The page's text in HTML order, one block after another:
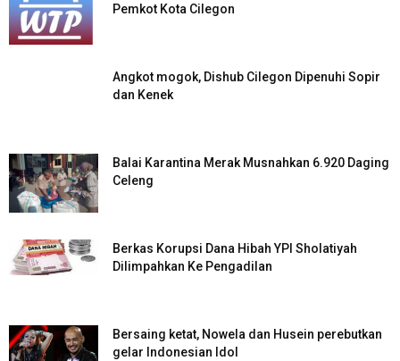
Pemkot Kota Cilegon
Angkot mogok, Dishub Cilegon Dipenuhi Sopir
dan Kenek
Balai Karantina Merak Musnahkan 6.920 Daging
Celeng
Berkas Korupsi Dana Hibah YPI Sholatiyah
Dilimpahkan Ke Pengadilan
Bersaing ketat, Nowela dan Husein perebutkan
gelar Indonesian Idol